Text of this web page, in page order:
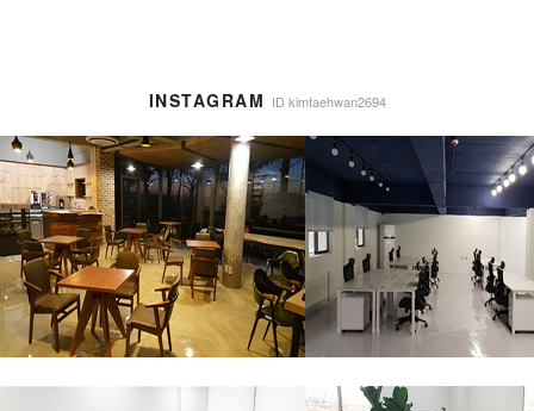
INSTAGRAM ID kimtaehwan2694